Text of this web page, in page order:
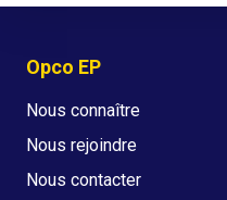
Opco EP
Nous connaître
Nous rejoindre
Nous contacter